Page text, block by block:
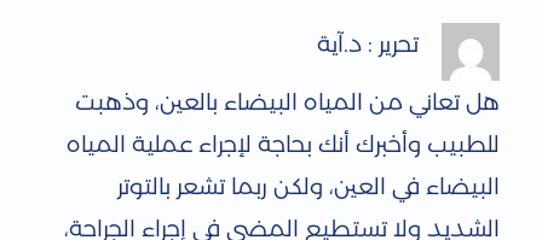
ا
ه
ي
ن
س
تحرير : د.آية
هل تعاني من المياه البيضاء بالعين، وذهبت
للطبيب وأخبرك أنك بحاجة لإجراء عملية المياه
البيضاء في العين، ولكن ربما تشعر بالتوتر
الشديد ولا تستطيع المضي في إجراء الجراحة،